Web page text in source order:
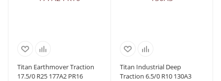
Titan Earthmover Traction
17.5/0 R25 177A2 PR16
Titan Industrial Deep
Traction 6.5/0 R10 130A3